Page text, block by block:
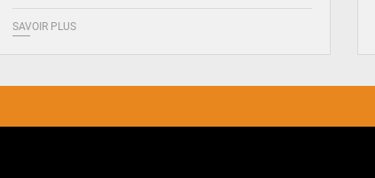
SAVOIR PLUS